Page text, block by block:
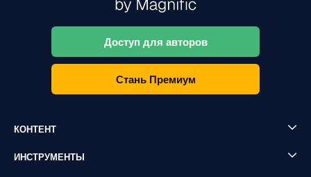
Доступ для авторов
Стань Премиум
КОНТЕНТ
ИНСТРУМЕНТЫ